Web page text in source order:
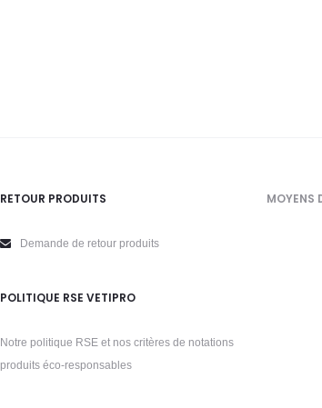
RETOUR PRODUITS
Demande de retour produits
POLITIQUE RSE VETIPRO
Notre politique RSE et nos critères de notations
produits éco-responsables
MOYENS